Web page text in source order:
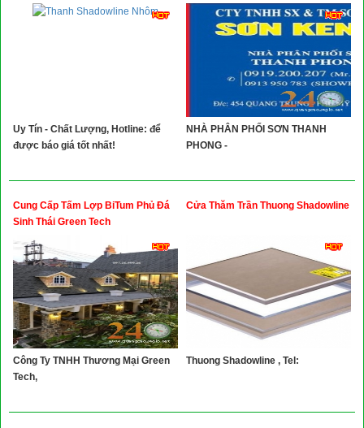
Uy Tín - Chất Lượng, Hotline: để
được báo giá tốt nhất!
NHÀ PHÂN PHỐI SƠN THANH
PHONG -
Cung Cấp Tấm Lợp BiTum Phủ Đá
Sinh Thái Green Tech
Công Ty TNHH Thương Mại Green
Tech,
Cửa Thăm Trần Thuong Shadowline
Thuong Shadowline , Tel: